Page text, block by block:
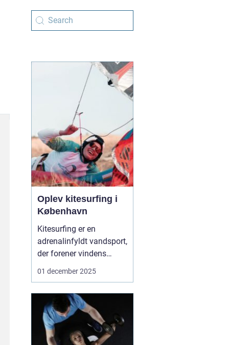
Oplev kitesurfing i
København
Kitesurfing er en
adrenalinfyldt vandsport,
der forener vindens
kræfter med vands
aktivitet i København.
Byens smukke kystlinje,
kombineret med
Gunnebo-spanderns
01 december 2025